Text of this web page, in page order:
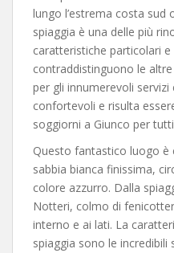
lungo l’estrema costa sud
spiaggia è una delle più
caratteristiche particolari
contraddistinguono le
per gli innumerevoli
confortevoli e risulta
soggiorni a Giunco per
Questo fantastico luogo
sabbia bianca finissima,
colore azzurro. Dalla
Notteri, colmo di
interno e ai lati. La
spiaggia sono le